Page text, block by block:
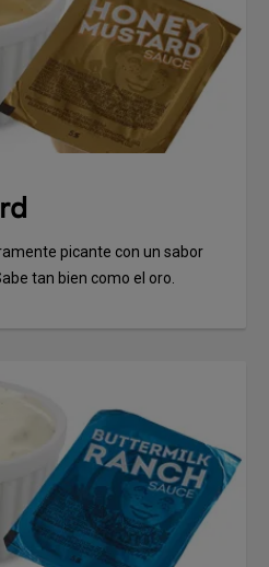
picante con un sabor
tan bien como el oro.